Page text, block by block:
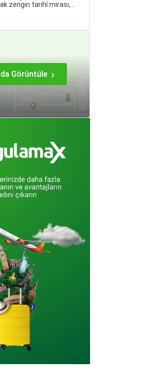
zengin tarihî mirası,
Görüntüle